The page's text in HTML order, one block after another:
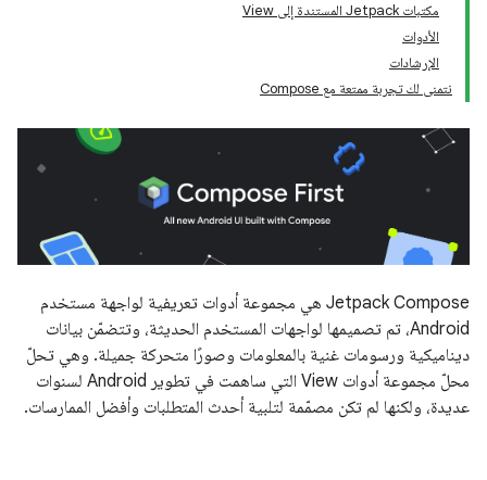
مكتبات Jetpack المستندة إلى View
الأدوات
الإرشادات
نتمنى لك تجربة ممتعة مع Compose
‫Jetpack Compose هي مجموعة أدوات تعريفية لواجهة مستخدم
Android، تم تصميمها لواجهات المستخدم الحديثة، وتتضمّن بيانات
ديناميكية ورسومات غنية بالمعلومات وصورًا متحركة جميلة. وهي تحلّ
محلّ مجموعة أدوات View التي ساهمت في تطوير Android لسنوات
عديدة، ولكنها لم تكن مصمّمة لتلبية أحدث المتطلبات وأفضل الممارسات.